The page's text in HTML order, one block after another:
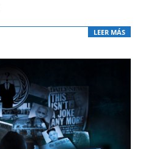
LEER MÁS